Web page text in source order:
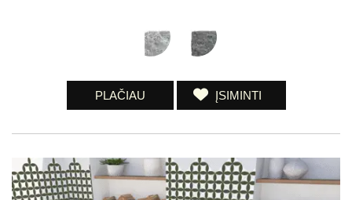
PLAČIAU ĮSIMINTI